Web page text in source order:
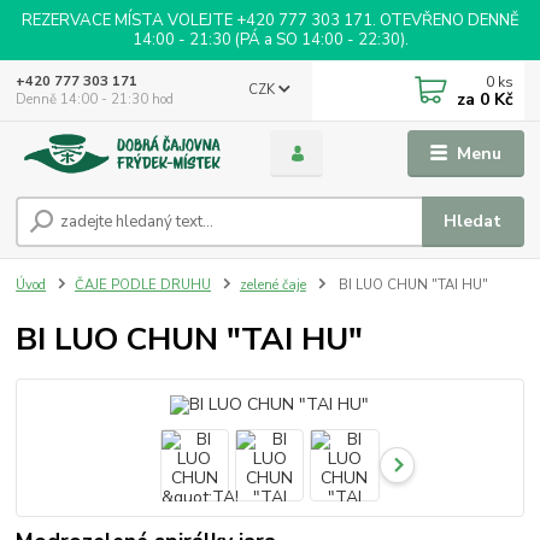
REZERVACE MÍSTA VOLEJTE +420 777 303 171. OTEVŘENO DENNĚ
14:00 - 21:30 (PÁ a SO 14:00 - 22:30).
Menu
CZK
Hledat
+420 777 303 171
Denně 14:00 - 21:30 hod
0 ks
za 0 Kč
Úvod ČAJE PODLE DRUHU zelené čaje BI LUO CHUN "TAI HU"
BI LUO CHUN "TAI HU"